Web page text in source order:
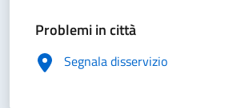
Problemi in città
Segnala disservizio